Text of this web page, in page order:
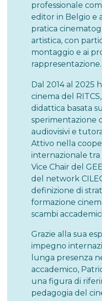
professionale
editor in Belgio e
pratica
artistica, con
montaggio e ai
rappresentazione.
Dal 2014 al 2025
cinema del
didattica basata
sperimentazione
audiovisivi e
Attivo nella
internazionale tra
Vice Chair del
del network
definizione di
formazione
scambi
Grazie alla sua
impegno
lunga presenza
accademico,
una figura di
pedagogia del